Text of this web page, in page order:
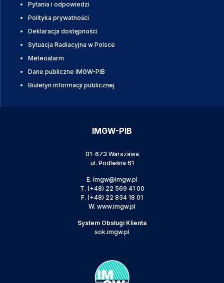
Pytania i odpowiedzi
Polityka prywatności
Deklaracja dostępności
Sytuacja Radiacyjna w Polsce
Meteoalarm
Dane publiczne IMGW-PIB
Biuletyn informacji publicznej
IMGW-PIB
01-673 Warszawa
ul. Podleśna 61
E. imgw@imgw.pl
T. (+48) 22 569 41 00
F. (+48) 22 834 18 01
W. www.imgw.pl
System Obsługi Klienta
sok.imgw.pl